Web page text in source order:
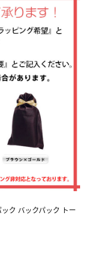
ク バックパック トー